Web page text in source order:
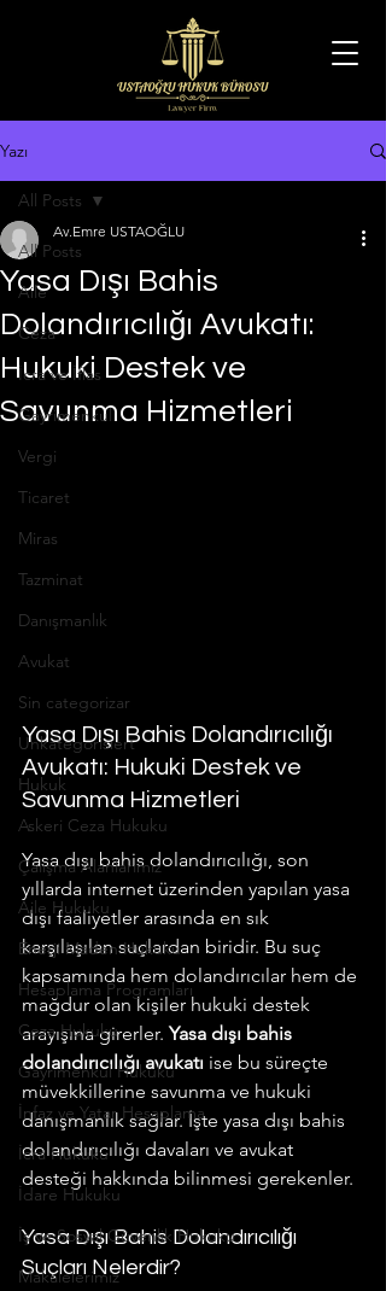
Yazı
All Posts
Aile
Ceza
İcra ve İflas
Gayrimenkul
Vergi
Ticaret
Miras
Tazminat
Danışmanlık
Avukat
Sin categorizar
Unkategorisiert
Hukuk
Askeri Ceza Hukuku
Çalışma Alanlarımız
Aile Hukuku
Enerji Maden Hukuku
Hesaplama Programları
Ceza Hukuku
Gayrimenkul Hukuku
İnfaz ve Yatar Hesaplama
İcra Hukuku
İdare Hukuku
İş ve Sosyal Güvenlik Hukuku
Makalelerimiz
All Posts
Yasa Dışı Bahis
Dolandırıcılığı Avukatı:
Hukuki Destek ve
Savunma Hizmetleri
Av.Emre USTAOĞLU
Yasa Dışı Bahis Dolandırıcılığı
Avukatı: Hukuki Destek ve
Savunma Hizmetleri
Yasa dışı bahis dolandırıcılığı, son
yıllarda internet üzerinden yapılan yasa
dışı faaliyetler arasında en sık
karşılaşılan suçlardan biridir. Bu suç
kapsamında hem dolandırıcılar hem de
mağdur olan kişiler hukuki destek
arayışına girerler. Yasa dışı bahis
dolandırıcılığı avukatı ise bu süreçte
müvekkillerine savunma ve hukuki
danışmanlık sağlar. İşte yasa dışı bahis
dolandırıcılığı davaları ve avukat
desteği hakkında bilinmesi gerekenler.
Yasa Dışı Bahis Dolandırıcılığı
Suçları Nelerdir?